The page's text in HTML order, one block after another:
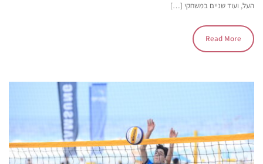
העל, ועוד שניים במשחקי […]
Read More